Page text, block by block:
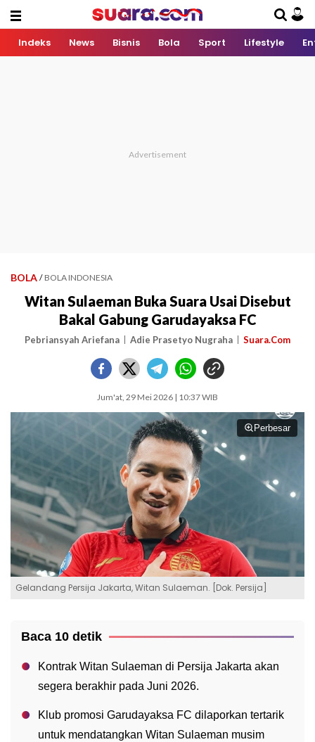
Indeks News Bisnis Bola Sport Lifestyle
BOLA / BOLA INDONESIA
Witan Sulaeman Buka Suara Usai Disebut
Bakal Gabung Garudayaksa FC
Pebriansyah Ariefana Adie Prasetyo Nugraha Suara.Com
Jum'at, 29 Mei 2026 | 10:37 WIB
Perbesar
Gelandang Persija Jakarta, Witan Sulaeman. [Dok. Persija]
Baca 10 detik
Kontrak Witan Sulaeman di Persija Jakarta akan
segera berakhir pada Juni 2026.
Klub promosi Garudayaksa FC dilaporkan tertarik
untuk mendatangkan Witan Sulaeman musim